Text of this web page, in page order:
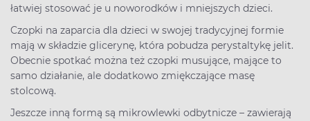
łatwiej stosować je u noworodków i mniejszych dzieci.
Czopki na zaparcia dla dzieci w swojej tradycyjnej formie
mają w składzie glicerynę, która pobudza perystaltykę jelit.
Obecnie spotkać można też czopki musujące, mające to
samo działanie, ale dodatkowo zmiękczające masę
stolcową.
Jeszcze inną formą są mikrowlewki odbytnicze – zawierają